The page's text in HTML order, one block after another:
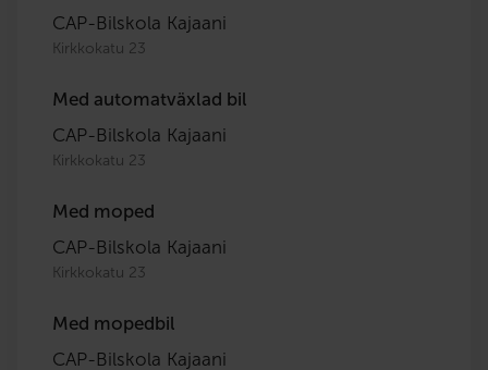
CAP-Bilskola Kajaani
Kirkkokatu 23
Med automatväxlad bil
CAP-Bilskola Kajaani
Kirkkokatu 23
Med moped
CAP-Bilskola Kajaani
Kirkkokatu 23
Med mopedbil
CAP-Bilskola Kajaani